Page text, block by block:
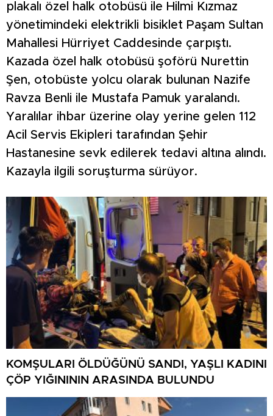
plakalı özel halk otobüsü ile Hilmi Kızmaz
yönetimindeki elektrikli bisiklet Paşam Sultan
Mahallesi Hürriyet Caddesinde çarpıştı.
Kazada özel halk otobüsü şoförü Nurettin
Şen, otobüste yolcu olarak bulunan Nazife
Ravza Benli ile Mustafa Pamuk yaralandı.
Yaralılar ihbar üzerine olay yerine gelen 112
Acil Servis Ekipleri tarafından Şehir
Hastanesine sevk edilerek tedavi altına alındı.
Kazayla ilgili soruşturma sürüyor.
KOMŞULARI ÖLDÜĞÜNÜ SANDI, YAŞLI KADINI
ÇÖP YIĞINININ ARASINDA BULUNDU